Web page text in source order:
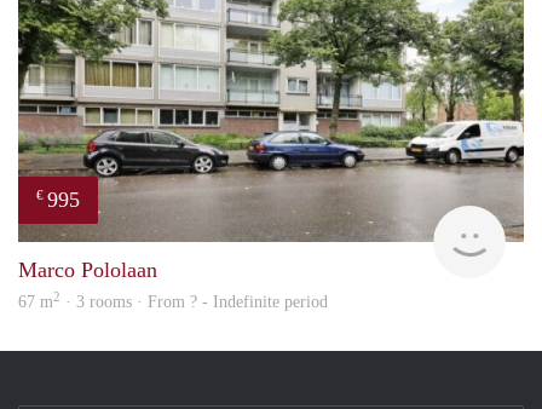
€ 995
Marco Pololaan
67 m2 · 3 rooms · From ? - Indefinite period